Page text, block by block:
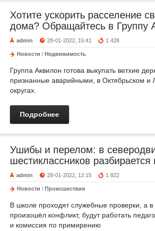
Хотите ускорить расселение
дома? Обращайтесь в Группу
admin 28-01-2022, 15:41 1 428
Новости / Недвижимость
Группа Аквилон готова выкупать ветхие
признанные аварийными, в Октябрьском и
округах.
Подробнее
Ушибы и перелом: в
шестиклассников разбирается
admin 28-01-2022, 12:15 1 822
Новости / Происшествия
В школе проходят служебные проверки, а в
произошёл конфликт, будут работать
и комиссия по примирению